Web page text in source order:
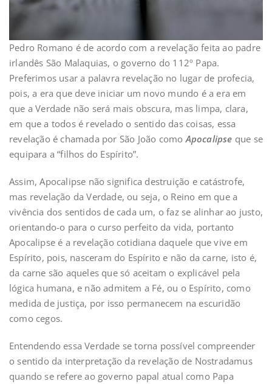
Pedro Romano é de acordo com a revelação feita ao padre
irlandês São Malaquias, o governo do 112º Papa.
Preferimos usar a palavra revelação no lugar de profecia,
pois, a era que deve iniciar um novo mundo é a era em
que a Verdade não será mais obscura, mas limpa, clara,
em que a todos é revelado o sentido das coisas, essa
revelação é chamada por São João como Apocalipse que se
equipara a “filhos do Espírito”.
Assim, Apocalipse não significa destruição e catástrofe,
mas revelação da Verdade, ou seja, o Reino em que a
vivência dos sentidos de cada um, o faz se alinhar ao justo,
orientando-o para o curso perfeito da vida, portanto
Apocalipse é a revelação cotidiana daquele que vive em
Espírito, pois, nasceram do Espírito e não da carne, isto é,
da carne são aqueles que só aceitam o explicável pela
lógica humana, e não admitem a Fé, ou o Espírito, como
medida de justiça, por isso permanecem na escuridão
como cegos.
Entendendo essa Verdade se torna possível compreender
o sentido da interpretação da revelação de Nostradamus
quando se refere ao governo papal atual como Papa